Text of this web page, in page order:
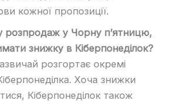
кожної пропозиції.
у Чорну п’ятницю,
знижку в Кіберпонеділок?
розгортає окремі
Хоча знижки
Кіберпонеділок також